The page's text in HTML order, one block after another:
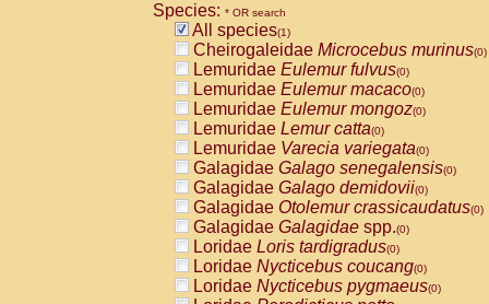
Species: * OR search
All species(1)
Cheirogaleidae Microcebus murinus(0)
Lemuridae Eulemur fulvus(0)
Lemuridae Eulemur macaco(0)
Lemuridae Eulemur mongoz(0)
Lemuridae Lemur catta(0)
Lemuridae Varecia variegata(0)
Galagidae Galago senegalensis(0)
Galagidae Galago demidovii(0)
Galagidae Otolemur crassicaudatus(0)
Galagidae Galagidae spp.(0)
Loridae Loris tardigradus(0)
Loridae Nycticebus coucang(0)
Loridae Nycticebus pygmaeus(0)